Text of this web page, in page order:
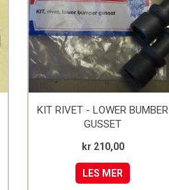
KIT RIVET - LOWER BUMBER
GUSSET
kr 210,00
LES MER